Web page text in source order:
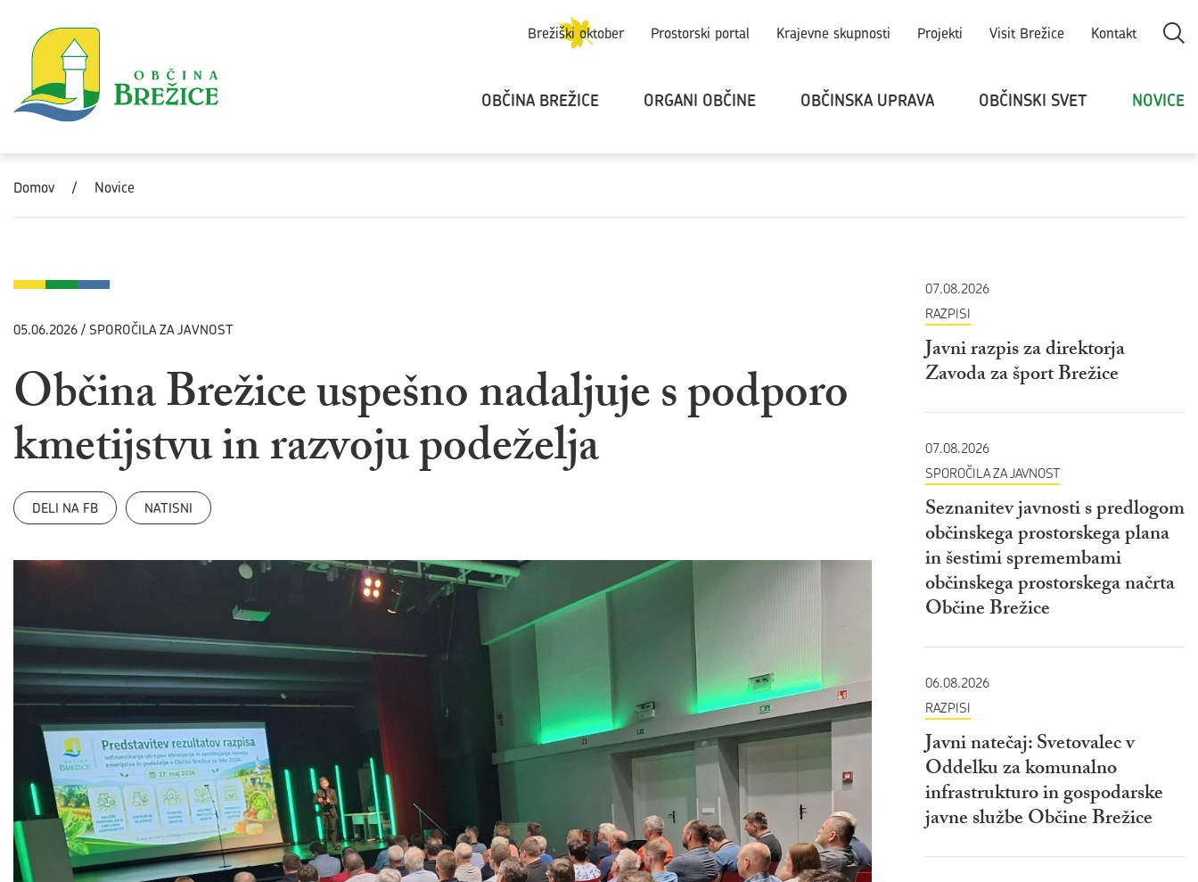
Brežiški oktober Prostorski portal Krajevne skupnosti Projekti Visit Brežice Kontakt
OBČINA BREŽICE ORGANI OBČINE OBČINSKA UPRAVA OBČINSKI SVET NOVICE
Domov / Novice
05.06.2026 / SPOROČILA ZA JAVNOST
Občina Brežice uspešno nadaljuje s podporo
kmetijstvu in razvoju podeželja
DELI NA FB NATISNI
07.08.2026
RAZPISI
Javni razpis za direktorja
Zavoda za šport Brežice
07.08.2026
SPOROČILA ZA JAVNOST
Seznanitev javnosti s predlogom
občinskega prostorskega plana
in šestimi spremembami
občinskega prostorskega načrta
Občine Brežice
06.08.2026
RAZPISI
Javni natečaj: Svetovalec v
Oddelku za komunalno
infrastrukturo in gospodarske
javne službe Občine Brežice